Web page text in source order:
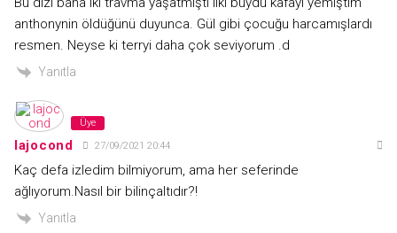
anthonynin öldüğünü duyunca. Gül gibi çocuğu harcamışlardı
resmen. Neyse ki terryi daha çok seviyorum .d
Yanıtla
Üye
lajocond 27/09/2021 20:44
Kaç defa izledim bilmiyorum, ama her seferinde
ağlıyorum.Nasıl bir bilinçaltıdır?!
Yanıtla